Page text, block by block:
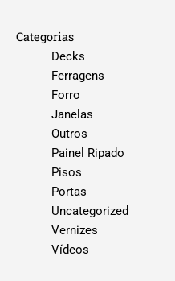
Categorias
Decks
Ferragens
Forro
Janelas
Outros
Painel Ripado
Pisos
Portas
Uncategorized
Vernizes
Vídeos